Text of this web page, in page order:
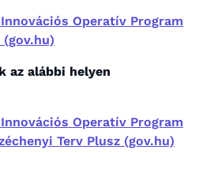
Operatív Program
az alábbi helyen
Operatív Program
Terv Plusz (gov.hu)